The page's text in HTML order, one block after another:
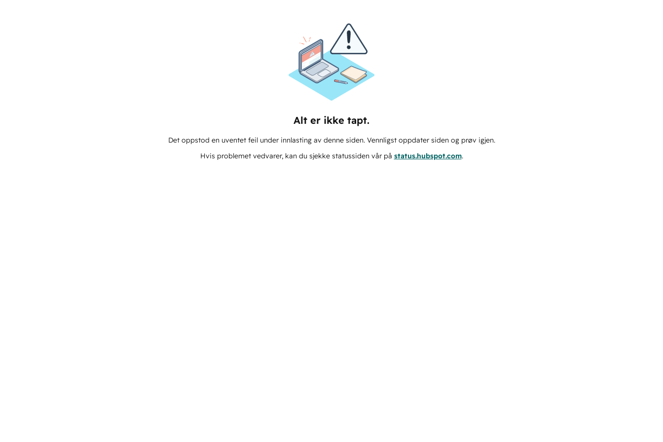
Alt er ikke tapt.
Det oppstod en uventet feil under innlasting av denne siden. Vennligst oppdater siden og prøv igjen.
Hvis problemet vedvarer, kan du sjekke statussiden vår på status.hubspot.com.